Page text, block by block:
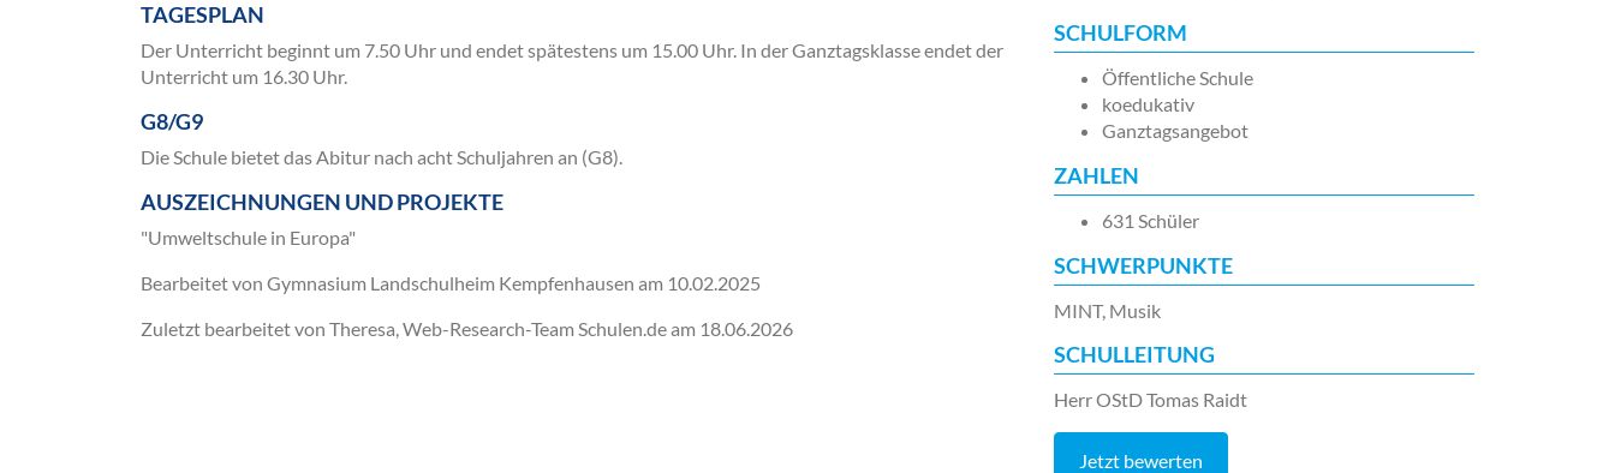
TAGESPLAN
Der Unterricht beginnt um 7.50 Uhr und endet spätestens um 15.00 Uhr. In der Ganztagsklasse endet der
Unterricht um 16.30 Uhr.
G8/G9
Die Schule bietet das Abitur nach acht Schuljahren an (G8).
AUSZEICHNUNGEN UND PROJEKTE
"Umweltschule in Europa"
Bearbeitet von Gymnasium Landschulheim Kempfenhausen am 10.02.2025
Zuletzt bearbeitet von Theresa, Web-Research-Team Schulen.de am 18.06.2026
SCHULFORM
Öffentliche Schule
koedukativ
Ganztagsangebot
ZAHLEN
631 Schüler
SCHWERPUNKTE
MINT, Musik
SCHULLEITUNG
Herr OStD Tomas Raidt
Jetzt bewerten